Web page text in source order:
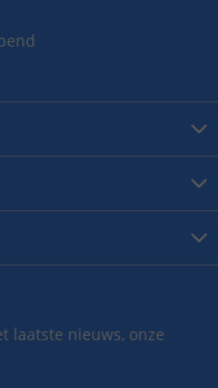
laatste nieuws, onze